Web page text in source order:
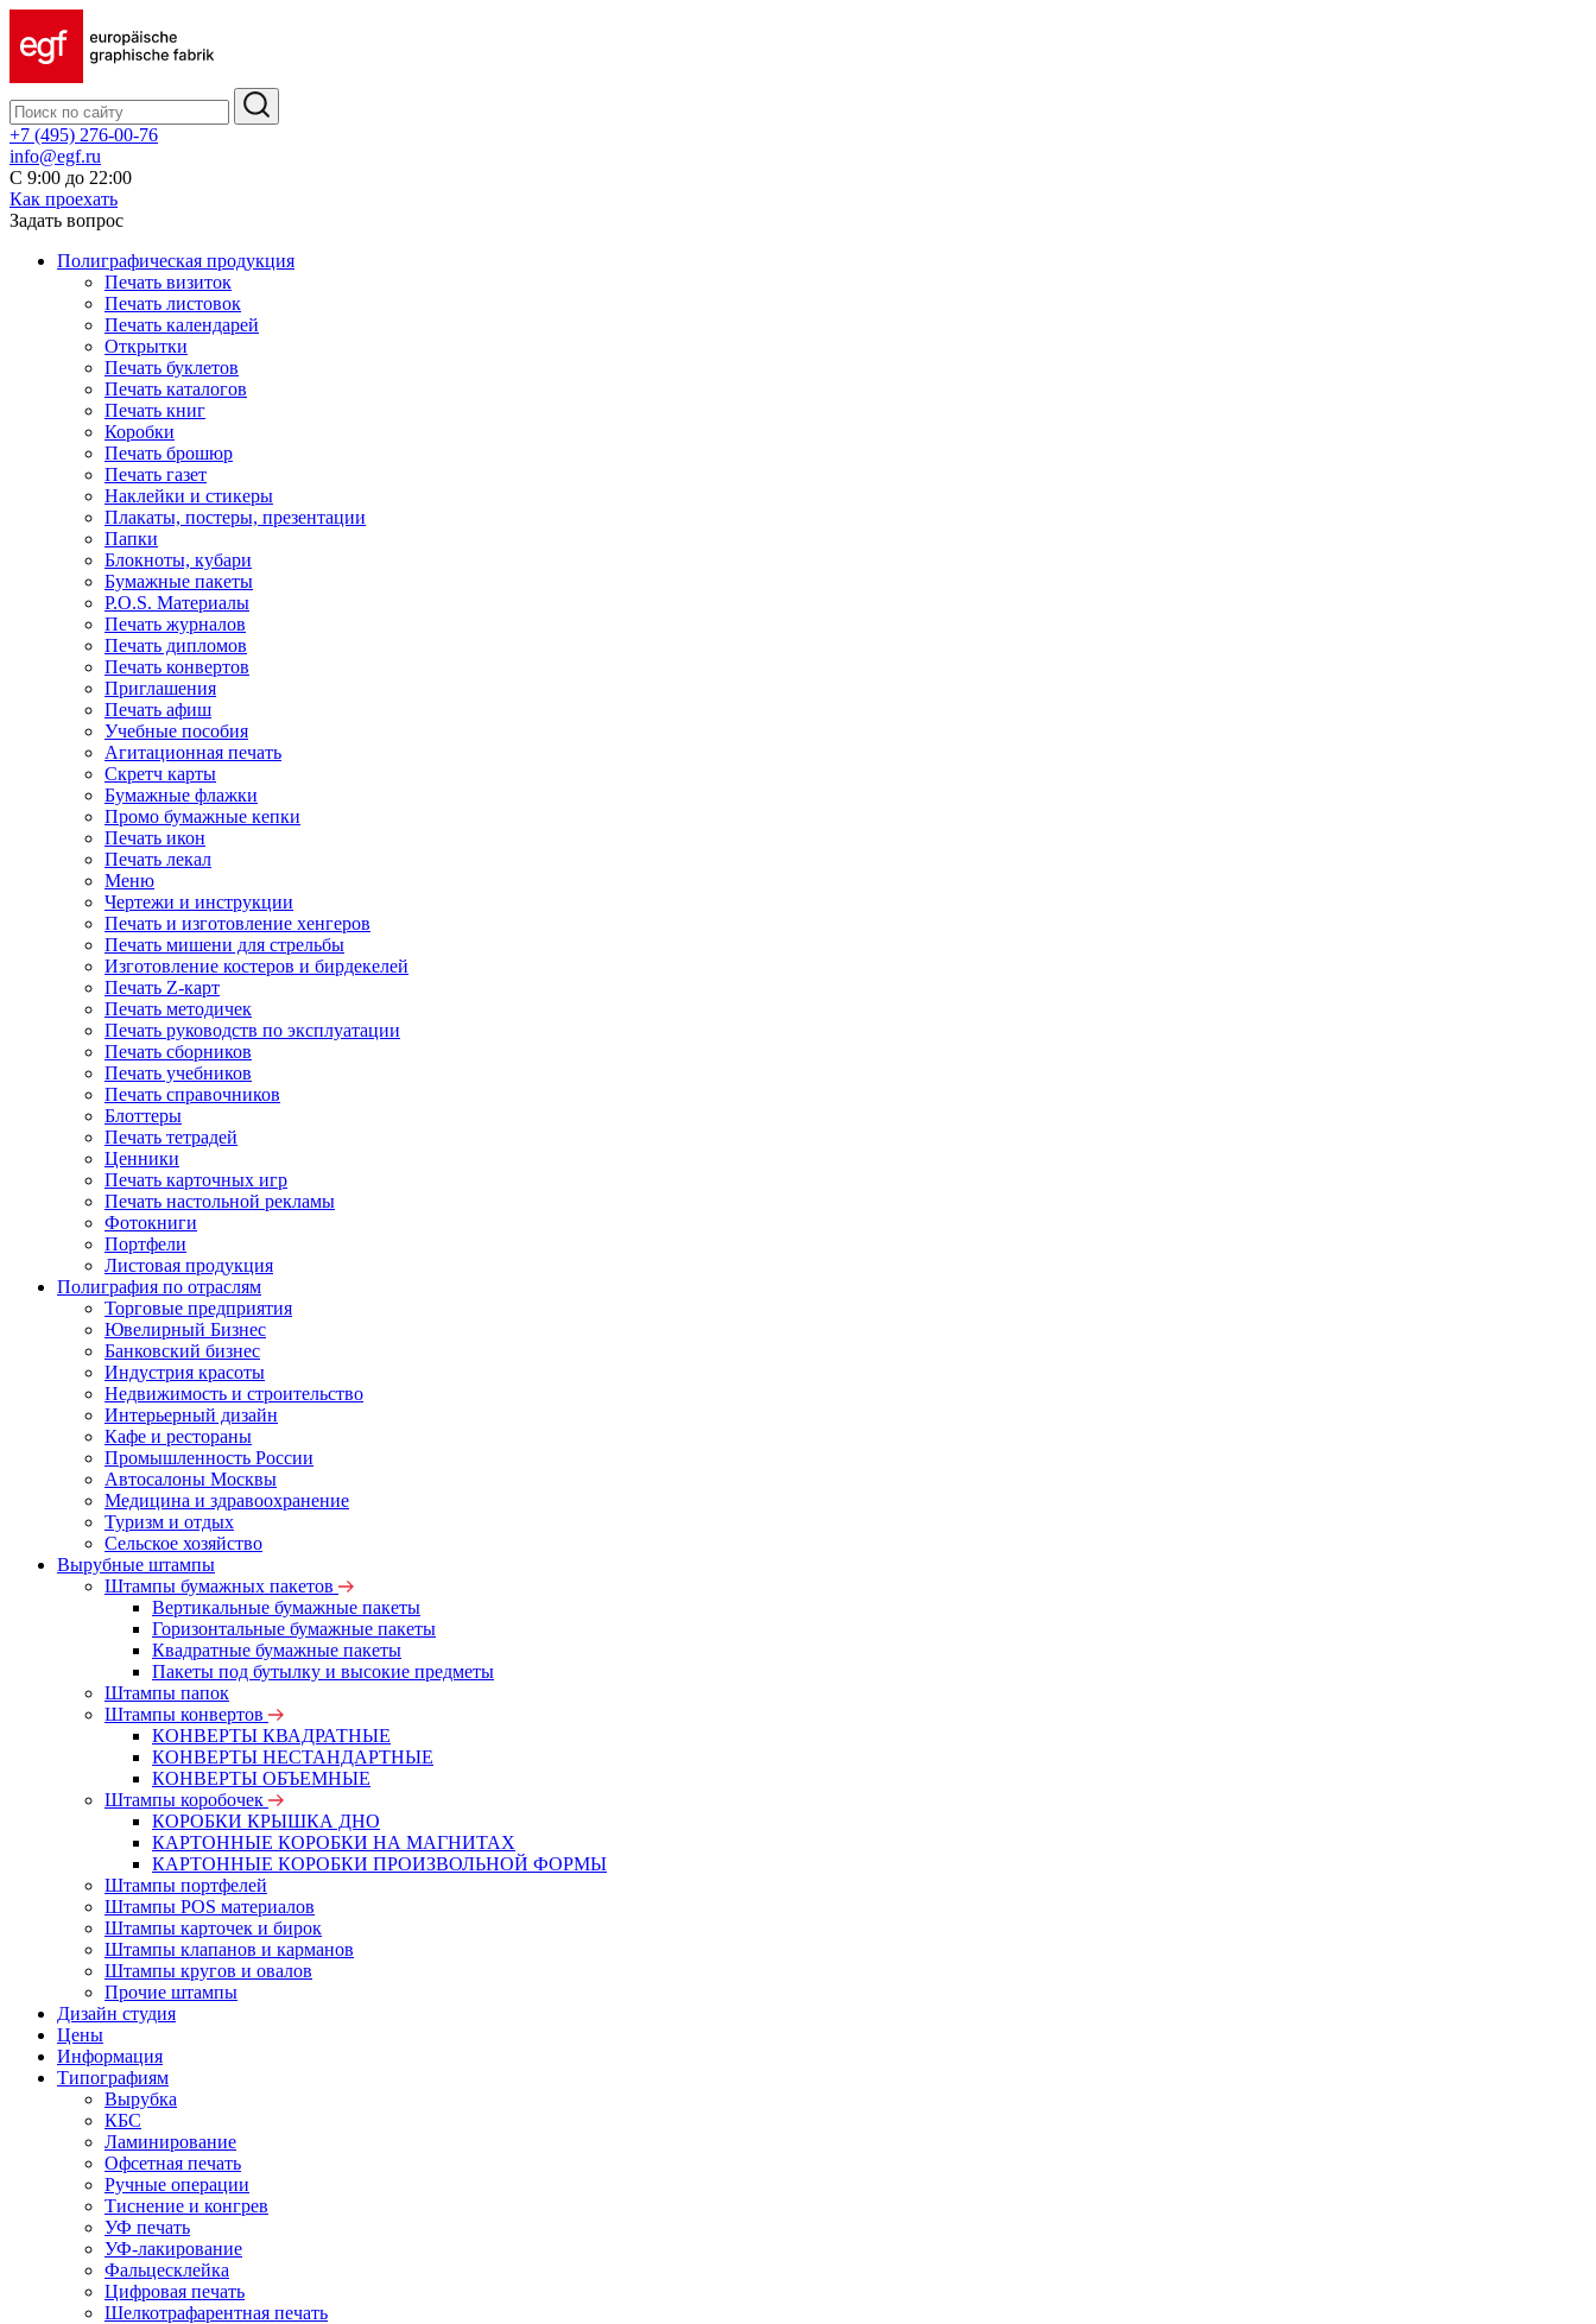
+7 (495) 276-00-76
info@egf.ru
С 9:00 до 22:00
Как проехать
Задать вопрос
Полиграфическая продукция
Печать визиток
Печать листовок
Печать календарей
Открытки
Печать буклетов
Печать каталогов
Печать книг
Коробки
Печать брошюр
Печать газет
Наклейки и стикеры
Плакаты, постеры, презентации
Папки
Блокноты, кубари
Бумажные пакеты
P.O.S. Материалы
Печать журналов
Печать дипломов
Печать конвертов
Приглашения
Печать афиш
Учебные пособия
Агитационная печать
Скретч карты
Бумажные флажки
Промо бумажные кепки
Печать икон
Печать лекал
Меню
Чертежи и инструкции
Печать и изготовление хенгеров
Печать мишени для стрельбы
Изготовление костеров и бирдекелей
Печать Z-карт
Печать методичек
Печать руководств по эксплуатации
Печать сборников
Печать учебников
Печать справочников
Блоттеры
Печать тетрадей
Ценники
Печать карточных игр
Печать настольной рекламы
Фотокниги
Портфели
Листовая продукция
Полиграфия по отраслям
Торговые предприятия
Ювелирный Бизнес
Банковский бизнес
Индустрия красоты
Недвижимость и строительство
Интерьерный дизайн
Кафе и рестораны
Промышленность России
Автосалоны Москвы
Медицина и здравоохранение
Туризм и отдых
Сельское хозяйство
Вырубные штампы
Штампы бумажных пакетов
Вертикальные бумажные пакеты
Горизонтальные бумажные пакеты
Квадратные бумажные пакеты
Пакеты под бутылку и высокие предметы
Штампы папок
Штампы конвертов
КОНВЕРТЫ КВАДРАТНЫЕ
КОНВЕРТЫ НЕСТАНДАРТНЫЕ
КОНВЕРТЫ ОБЪЕМНЫЕ
Штампы коробочек
КОРОБКИ КРЫШКА ДНО
КАРТОННЫЕ КОРОБКИ НА МАГНИТАХ
КАРТОННЫЕ КОРОБКИ ПРОИЗВОЛЬНОЙ ФОРМЫ
Штампы портфелей
Штампы POS материалов
Штампы карточек и бирок
Штампы клапанов и карманов
Штампы кругов и овалов
Прочие штампы
Дизайн студия
Цены
Информация
Типографиям
Вырубка
КБС
Ламинирование
Офсетная печать
Ручные операции
Тиснение и конгрев
УФ печать
УФ-лакирование
Фальцесклейка
Цифровая печать
Шелкотрафарентная печать